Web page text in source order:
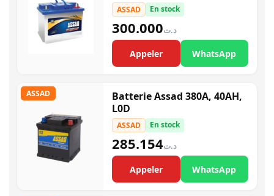
ASSAD En stock
د.ت300.000
Appeler WhatsApp
ASSAD
Batterie Assad 380A, 40AH,
L0D
ASSAD En stock
د.ت285.154
Appeler WhatsApp